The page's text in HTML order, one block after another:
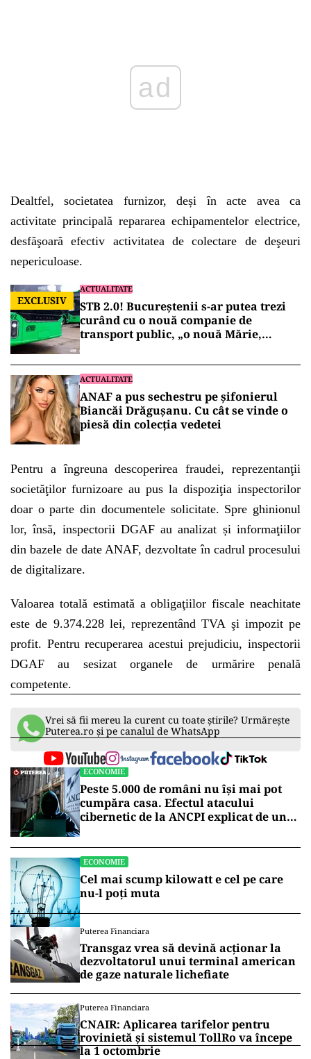
Dealtfel, societatea furnizor, deși în acte avea ca
activitate principală repararea echipamentelor electrice,
desfăşoară efectiv activitatea de colectare de deşeuri
nepericuloase.
EXCLUSIV
ACTUALITATE
STB 2.0! Bucureștenii s-ar putea trezi
curând cu o nouă companie de
transport public, „o nouă Mărie,
ACTUALITATE
ANAF a pus sechestru pe șifonierul
Biancăi Drăgușanu. Cu cât se vinde o
piesă din colecția vedetei
Pentru a îngreuna descoperirea fraudei, reprezentanţii
societăţilor furnizoare au pus la dispoziţia inspectorilor
doar o parte din documentele solicitate. Spre ghinionul
lor, însă, inspectorii DGAF au analizat și informaţiilor
din bazele de date ANAF, dezvoltate în cadrul procesului
de digitalizare.
Valoarea totală estimată a obligaţiilor fiscale neachitate
este de 9.374.228 lei, reprezentând TVA şi impozit pe
profit. Pentru recuperarea acestui prejudiciu, inspectorii
DGAF au sesizat organele de urmărire penală
competente.
Vrei să fii mereu la curent cu toate știrile? Urmărește
Puterea.ro și pe canalul de WhatsApp
ECONOMIE
Peste 5.000 de români nu își mai pot
cumpăra casa. Efectul atacului
cibernetic de la ANCPI explicat de un
ECONOMIE
Cel mai scump kilowatt e cel pe care
nu-l poți muta
Puterea Financiara
Transgaz vrea să devină acționar la
dezvoltatorul unui terminal american
de gaze naturale lichefiate
Puterea Financiara
CNAIR: Aplicarea tarifelor pentru
rovinietă și sistemul TollRo va începe
la 1 octombrie